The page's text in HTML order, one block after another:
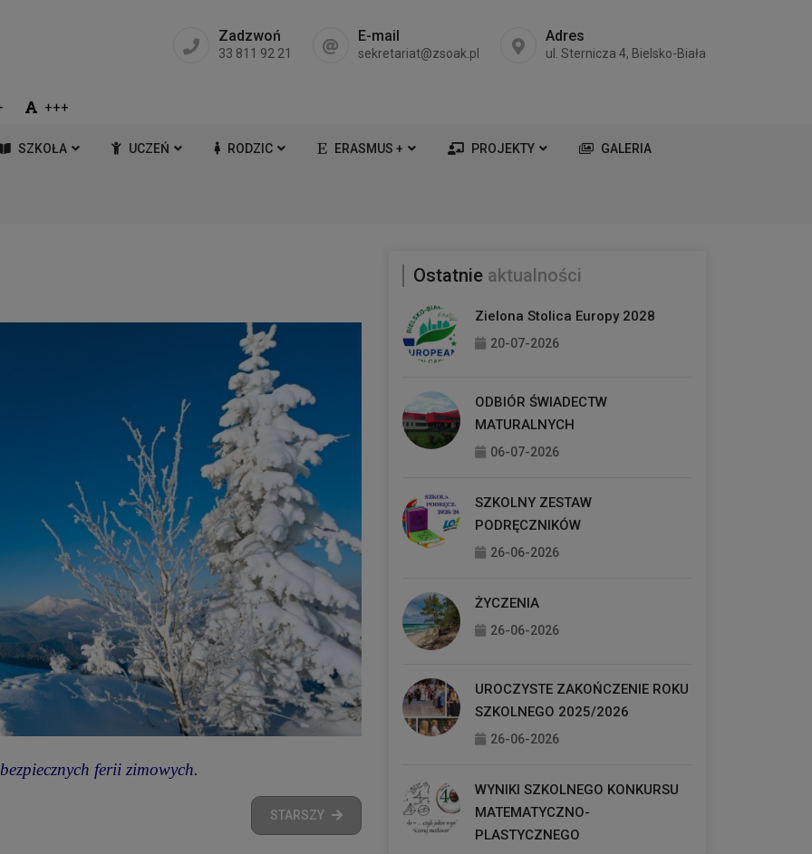
Zadzwoń
33 811 92 21
E-mail
sekretariat@zsoak.pl
Adres
ul. Sternicza 4, Bielsko-Biała
+++
SZKOŁA UCZEŃ RODZIC ERASMUS + PROJEKTY GALERIA
ferii zimowych.
STARSZY
Ostatnie aktualności
Zielona Stolica Europy 2028
20-07-2026
ODBIÓR ŚWIADECTW
MATURALNYCH
06-07-2026
SZKOLNY ZESTAW
PODRĘCZNIKÓW
26-06-2026
ŻYCZENIA
26-06-2026
UROCZYSTE ZAKOŃCZENIE ROKU
SZKOLNEGO 2025/2026
26-06-2026
WYNIKI SZKOLNEGO KONKURSU
MATEMATYCZNO-
PLASTYCZNEGO